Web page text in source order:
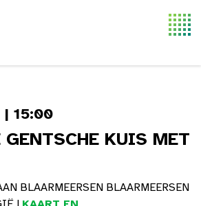
| 15:00
GENTSCHE KUIS MET
BLAARMEERSEN BLAARMEERSEN